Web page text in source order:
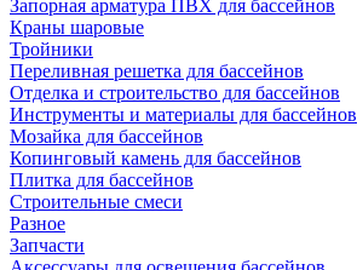
Запорная арматура ПВХ для бассейнов
Краны шаровые
Тройники
Переливная решетка для бассейнов
Отделка и строительство для бассейнов
Инструменты и материалы для бассейнов
Мозайка для бассейнов
Копинговый камень для бассейнов
Плитка для бассейнов
Строительные смеси
Разное
Запчасти